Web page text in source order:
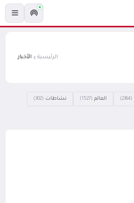
الرئيسية الأخبار
(2364) العالم (1527) نشاطات (302)